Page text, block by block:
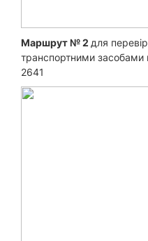
Маршрут № 2 для
транспортними
2641